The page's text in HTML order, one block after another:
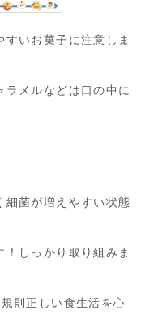
いお菓子に注意しま
ラメルなどは口の中に
細菌が増えやすい状態
しっかり取り組みま
則正しい食生活を心